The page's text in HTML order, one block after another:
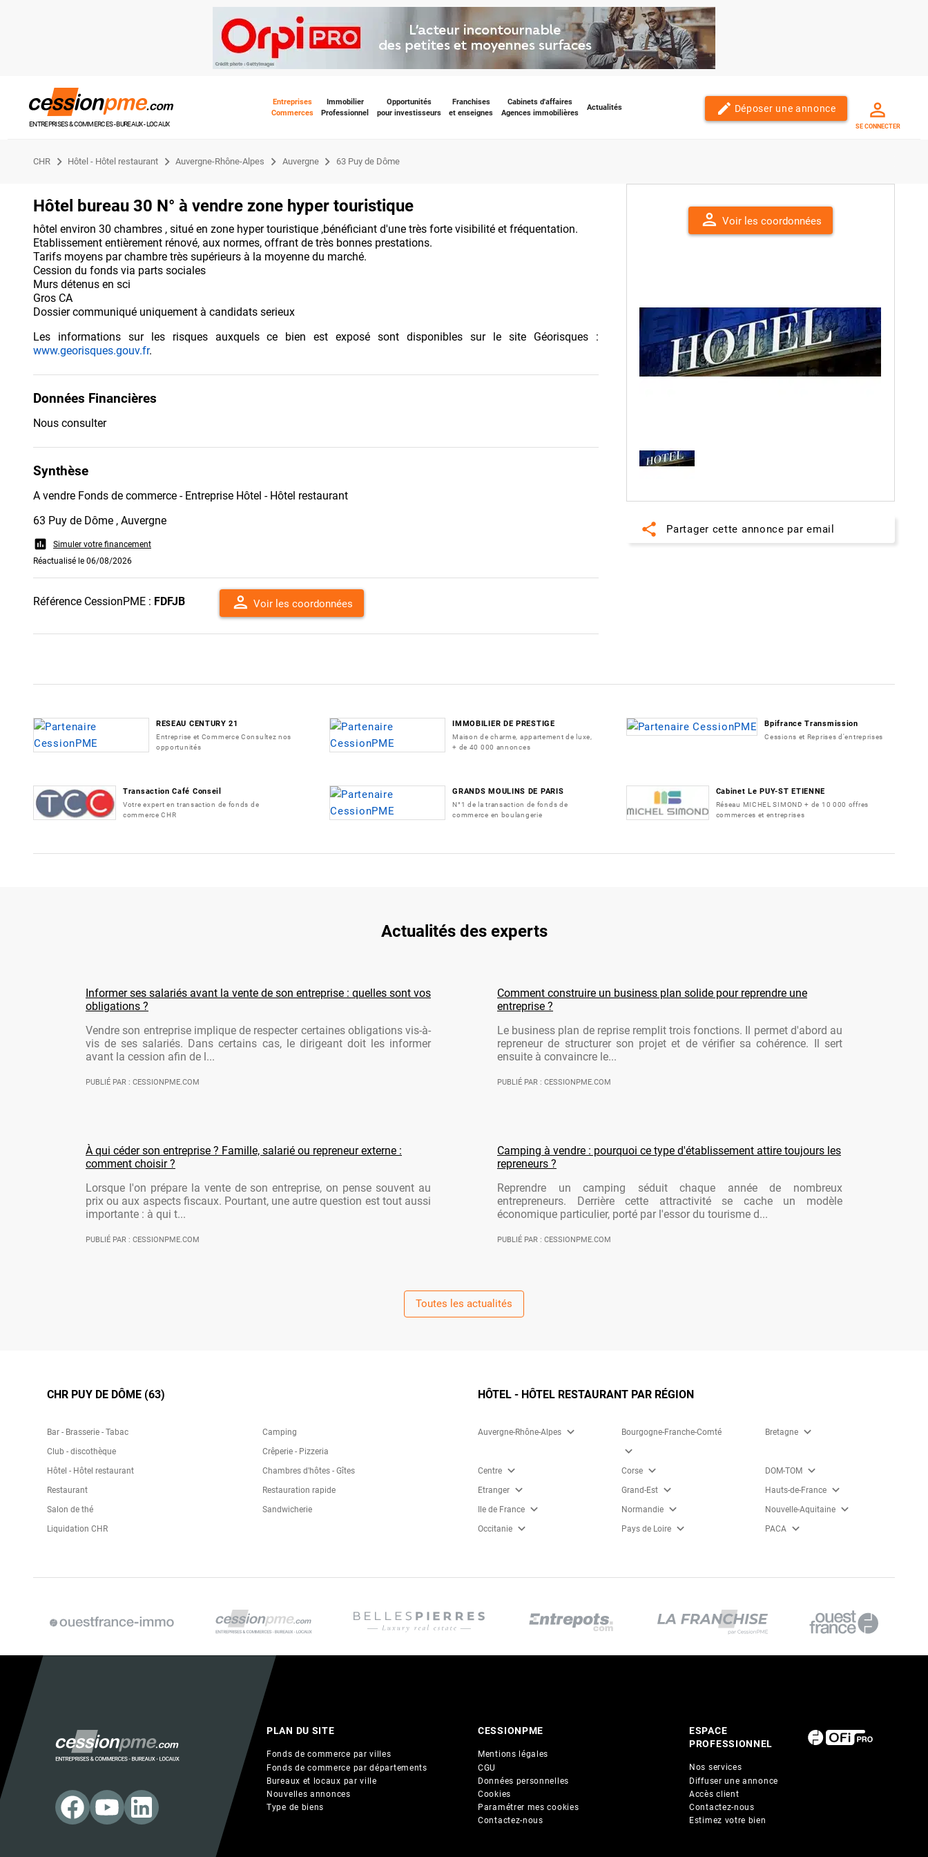
ENTREPRISES & COMMERCES - BUREAUX - LOCAUX
Entreprises
Commerces
Immobilier
Professionnel
Opportunités
pour investisseurs
Franchises
et enseignes
Cabinets d'affaires
Agences immobilières
Actualités edit Déposer une annonce
SE CONNECTER
CHR Hôtel - Hôtel restaurant Auvergne-Rhône-Alpes Auvergne 63 Puy de Dôme
Hôtel bureau 30 N° à vendre zone hyper touristique
hôtel environ 30 chambres , situé en zone hyper touristique ,bénéficiant d'une très forte visibilité et fréquentation.
Etablissement entièrement rénové, aux normes, offrant de très bonnes prestations.
Tarifs moyens par chambre très supérieurs à la moyenne du marché.
Cession du fonds via parts sociales
Murs détenus en sci
Gros CA
Dossier communiqué uniquement à candidats serieux
Les informations sur les risques auxquels ce bien est exposé sont disponibles sur le site Géorisques :
www.georisques.gouv.fr.
Données Financières
Nous consulter
Synthèse
A vendre Fonds de commerce - Entreprise Hôtel - Hôtel restaurant
63 Puy de Dôme , Auvergne
assessment
Simuler votre financement
Réactualisé le 06/08/2026
Référence CessionPME : FDFJB person Voir les coordonnées
person Voir les coordonnées
share Partager cette annonce par email
RESEAU CENTURY 21
Entreprise et Commerce Consultez nos
opportunités
IMMOBILIER DE PRESTIGE
Maison de charme, appartement de luxe,
+ de 40 000 annonces
Bpifrance Transmission
Cessions et Reprises d'entreprises
Transaction Café Conseil
Votre expert en transaction de fonds de
commerce CHR
GRANDS MOULINS DE PARIS
N°1 de la transaction de fonds de
commerce en boulangerie
Cabinet Le PUY-ST ETIENNE
Réseau MICHEL SIMOND + de 10 000 offres
commerces et entreprises
Actualités des experts
Informer ses salariés avant la vente de son entreprise : quelles sont vos
obligations ?
Vendre son entreprise implique de respecter certaines obligations vis-à-
vis de ses salariés. Dans certains cas, le dirigeant doit les informer
avant la cession afin de l...
PUBLIÉ PAR : CESSIONPME.COM
Comment construire un business plan solide pour reprendre une
entreprise ?
Le business plan de reprise remplit trois fonctions. Il permet d'abord au
repreneur de structurer son projet et de vérifier sa cohérence. Il sert
ensuite à convaincre le...
PUBLIÉ PAR : CESSIONPME.COM
À qui céder son entreprise ? Famille, salarié ou repreneur externe :
comment choisir ?
Lorsque l'on prépare la vente de son entreprise, on pense souvent au
prix ou aux aspects fiscaux. Pourtant, une autre question est tout aussi
importante : à qui t...
PUBLIÉ PAR : CESSIONPME.COM
Camping à vendre : pourquoi ce type d'établissement attire toujours les
repreneurs ?
Reprendre un camping séduit chaque année de nombreux
entrepreneurs. Derrière cette attractivité se cache un modèle
économique particulier, porté par l'essor du tourisme d...
PUBLIÉ PAR : CESSIONPME.COM
Toutes les actualités
CHR PUY DE DÔME (63)
Bar - Brasserie - Tabac
Camping
Club - discothèque
Crêperie - Pizzeria
Hôtel - Hôtel restaurant
Chambres d'hôtes - Gîtes
Restaurant
Restauration rapide
Salon de thé
Sandwicherie
Liquidation CHR
HÔTEL - HÔTEL RESTAURANT PAR RÉGION
Auvergne-Rhône-Alpes expand_more Bourgogne-Franche-Comté
expand_more
Bretagne expand_more
Centre expand_more Corse expand_more DOM-TOM expand_more
Etranger expand_more Grand-Est expand_more Hauts-de-France expand_more
Ile de France expand_more Normandie expand_more Nouvelle-Aquitaine expand_more
Occitanie expand_more Pays de Loire expand_more PACA expand_more
PLAN DU SITE
Fonds de commerce par villes
Fonds de commerce par départements
Bureaux et locaux par ville
Nouvelles annonces
Type de biens
CESSIONPME
Mentions légales
CGU
Données personnelles
Cookies
Paramétrer mes cookies
Contactez-nous
ESPACE
PROFESSIONNEL
Nos services
Diffuser une annonce
Accès client
Contactez-nous
Estimez votre bien